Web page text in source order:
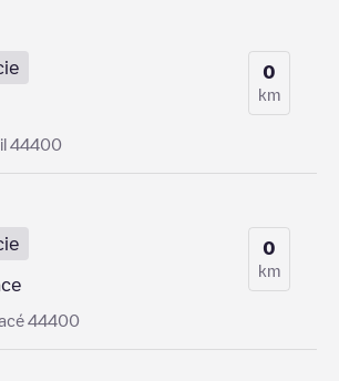
44400
0
km
44400
0
km